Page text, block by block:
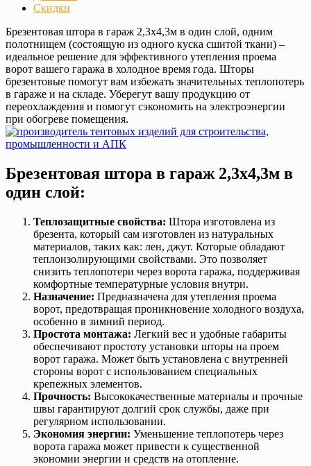
Скидки
Брезентовая штора в гараж 2,3х4,3м в один слой, одним
полотнищем (состоящую из одного куска сшитой ткани) –
идеальное решение для эффективного утепления проема
ворот вашего гаража в холодное время года. Шторы
брезентовые помогут вам избежать значительных теплопотерь
в гараже и на складе. Уберегут вашу продукцию от
переохлаждения и помогут сэкономить на электроэнергии
при обогреве помещения.
Брезентовая штора в гараж 2,3х4,3м в
один слой:
Теплозащитные свойства: Штора изготовлена из
брезента, который сам изготовлен из натуральных
материалов, таких как: лен, джут. Которые обладают
теплоизолирующими свойствами. Это позволяет
снизить теплопотери через ворота гаража, поддерживая
комфортные температурные условия внутри.
Назначение: Предназначена для утепления проема
ворот, предотвращая проникновение холодного воздуха,
особенно в зимний период.
Простота монтажа: Легкий вес и удобные габариты
обеспечивают простоту установки шторы на проем
ворот гаража. Может быть установлена с внутренней
стороны ворот с использованием специальных
крепежных элементов.
Прочность: Высококачественные материалы и прочные
швы гарантируют долгий срок службы, даже при
регулярном использовании.
Экономия энергии: Уменьшение теплопотерь через
ворота гаража может привести к существенной
экономии энергии и средств на отопление.